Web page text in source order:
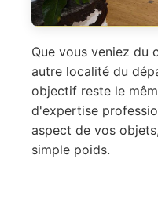
Que vous veniez du
autre localité du
objectif reste le
d'expertise
aspect de vos
simple poids.